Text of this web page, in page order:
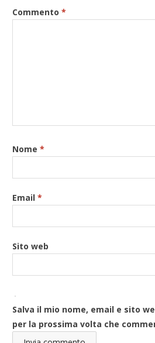
Commento*
Nome*
Email*
Sito web
Salva il mio nome, email e sito
per la prossima volta che